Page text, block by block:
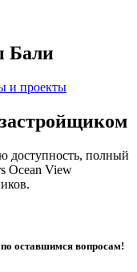
Бали
и проекты
доступность, полный
Ocean View
оставшимся вопросам!